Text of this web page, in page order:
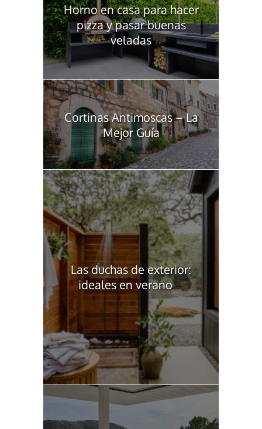
Horno en casa para hacer
pizza y pasar buenas
veladas
Cortinas Antimoscas – La
Mejor Guía
Las duchas de exterior:
ideales en verano